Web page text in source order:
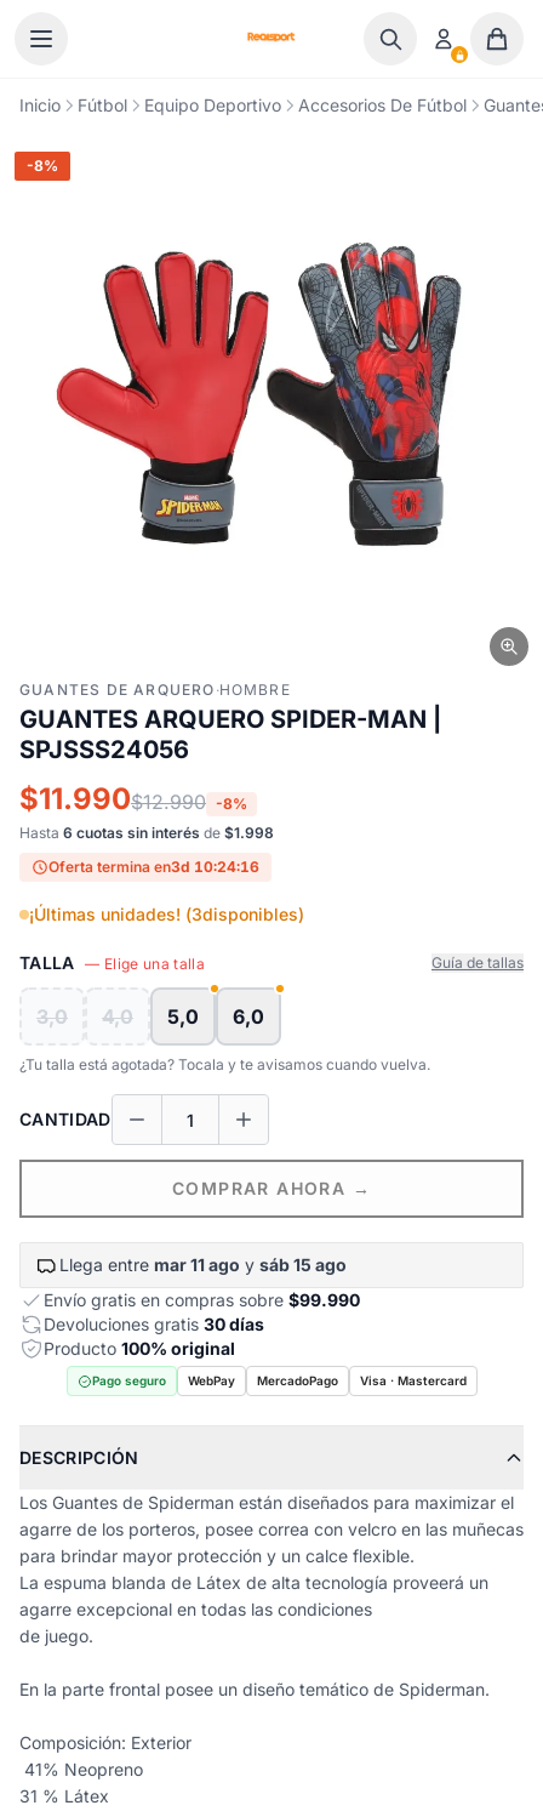
Inicio Fútbol Equipo Deportivo Accesorios De Fútbol
-8%
GUANTES DE ARQUERO ·HOMBRE
GUANTES ARQUERO SPIDER-MAN |
SPJSSS24056
$11.990$12.990 -8%
Hasta 6 cuotas sin interés de $1.998
Oferta termina en3d 10:24:15
¡Últimas unidades! (3disponibles)
TALLA — Elige una talla Guía de tallas
3,0 4,0 5,0 6,0
¿Tu talla está agotada? Tocala y te avisamos cuando vuelva.
CANTIDAD
COMPRAR AHORA →
Llega entre mar 11 ago y sáb 15 ago
Envío gratis en compras sobre $99.990
Devoluciones gratis 30 días
Producto 100% original
Pago seguro WebPay MercadoPago Visa · Mastercard
DESCRIPCIÓN
Los Guantes de Spiderman están diseñados para maximizar el
agarre de los porteros, posee correa con velcro en las muñecas
para brindar mayor protección y un calce flexible.
La espuma blanda de Látex de alta tecnología proveerá un
agarre excepcional en todas las condiciones
de juego.
En la parte frontal posee un diseño temático de Spiderman.
Composición: Exterior
41% Neopreno
31 % Látex